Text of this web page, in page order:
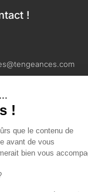
!
légales
!
que le contenu de
avant de vous
bien vous